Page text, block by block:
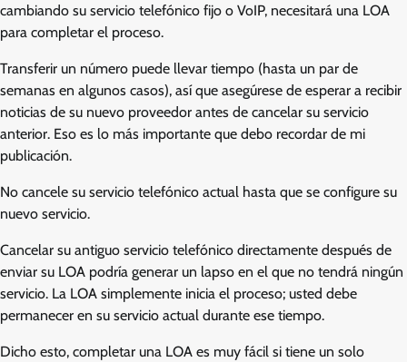
cambiando su servicio telefónico fijo o VoIP, necesitará una LOA
para completar el proceso.
Transferir un número puede llevar tiempo (hasta un par de
semanas en algunos casos), así que asegúrese de esperar a recibir
noticias de su nuevo proveedor antes de cancelar su servicio
anterior. Eso es lo más importante que debo recordar de mi
publicación.
No cancele su servicio telefónico actual hasta que se configure su
nuevo servicio.
Cancelar su antiguo servicio telefónico directamente después de
enviar su LOA podría generar un lapso en el que no tendrá ningún
servicio. La LOA simplemente inicia el proceso; usted debe
permanecer en su servicio actual durante ese tiempo.
Dicho esto, completar una LOA es muy fácil si tiene un solo